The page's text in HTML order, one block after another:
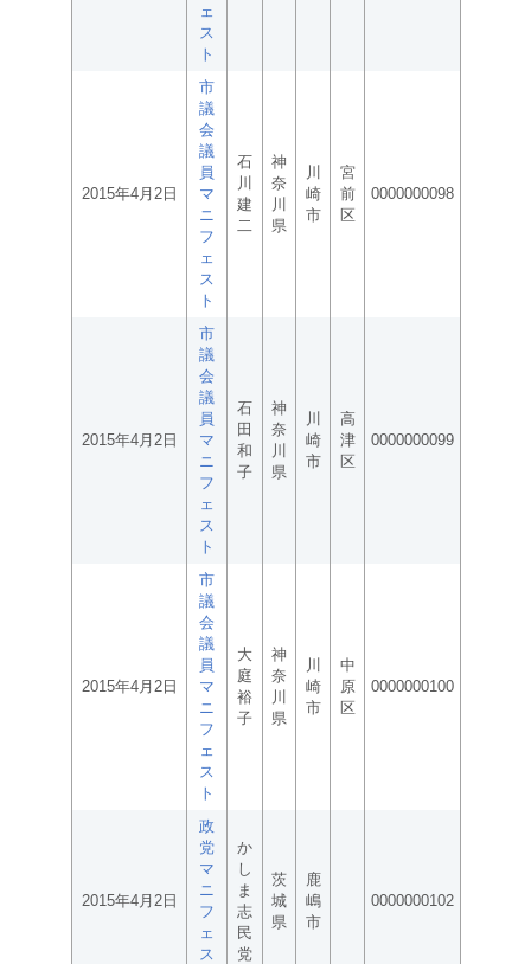
ェ
ス
ト
2015年4月2日
市
議
会
議
員
マ
ニ
フ
ェ
ス
ト
石
川
建
二
神
奈
川
県
川
崎
市
宮
前
区
0000000098
2015年4月2日
市
議
会
議
員
マ
ニ
フ
ェ
ス
ト
石
田
和
子
神
奈
川
県
川
崎
市
高
津
区
0000000099
2015年4月2日
市
議
会
議
員
マ
ニ
フ
ェ
ス
ト
大
庭
裕
子
神
奈
川
県
川
崎
市
中
原
区
0000000100
2015年4月2日
政
党
マ
ニ
フ
ェ
ス
か
し
ま
志
民
党
茨
城
県
鹿
嶋
市
0000000102